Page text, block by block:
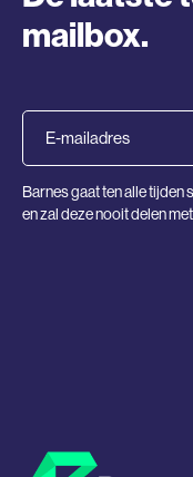
mailbox.
Barnes gaat ten alle
en zal deze nooit delen